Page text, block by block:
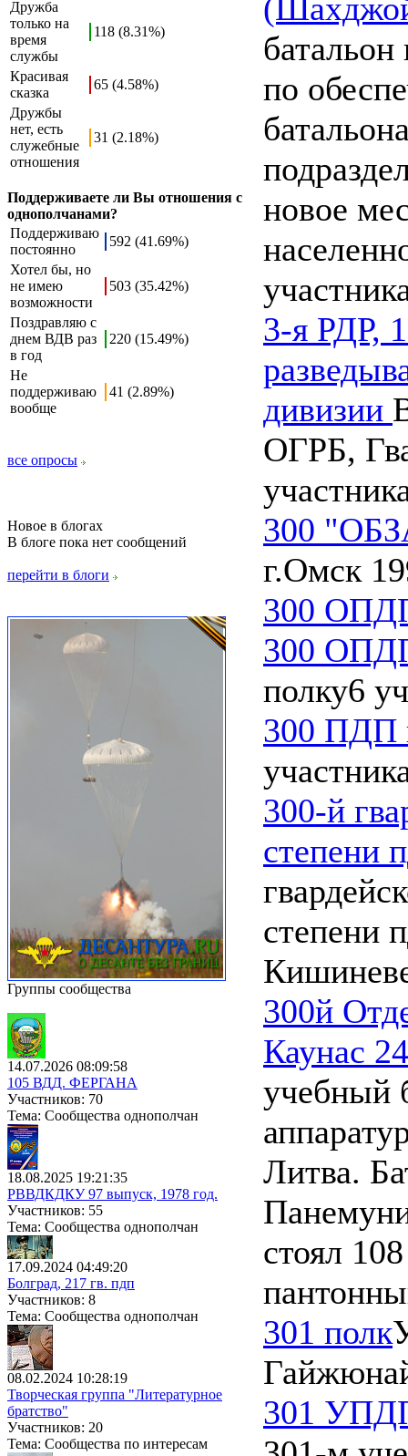
Дружба
только на
время
службы
118 (8.31%)
Красивая
сказка
65 (4.58%)
Дружбы
нет, есть
служебные
отношения
31 (2.18%)
Поддерживаете ли Вы отношения с
однополчанами?
Поддерживаю
постоянно
592 (41.69%)
Хотел бы, но
не имею
возможности
503 (35.42%)
Поздравляю с
днем ВДВ раз
в год
220 (15.49%)
Не
поддерживаю
вообще
41 (2.89%)
все опросы
Новое в блогах
В блоге пока нет сообщений
перейти в блоги
Группы сообщества
14.07.2026 08:09:58
105 ВДД. ФЕРГАНА
Участников: 70
Тема: Сообщества однополчан
18.08.2025 19:21:35
РВВДКДКУ 97 выпуск, 1978 год.
Участников: 55
Тема: Сообщества однополчан
17.09.2024 04:49:20
Болград, 217 гв. пдп
Участников: 8
Тема: Сообщества однополчан
08.02.2024 10:28:19
Творческая группа "Литературное
братство"
Участников: 20
Тема: Сообщества по интересам
по
новое
3-я РДР,
дивизии
ОГРБ,
300
г.Омск
300
300
полку6
300 ПДП
300-й
степени
степени
300й
Каунас
учебный
Литва.
стоял
301 полк
301